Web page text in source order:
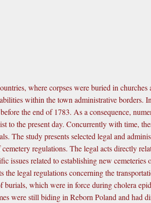
where corpses were buried in churches
within the town administrative borders.
the end of 1783. As a consequence,
to the present day. Concurrently with time,
The study presents selected legal and
regulations. The legal acts directly
issues related to establishing new cemeteries
the legal regulations concerning the
burials, which were in force during cholera
were still biding in Reborn Poland and had